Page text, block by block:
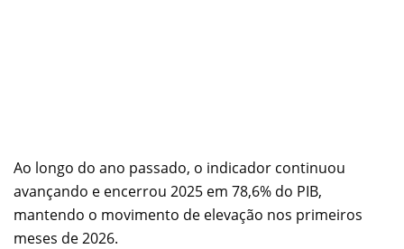
Ao longo do ano passado, o indicador continuou
avançando e encerrou 2025 em 78,6% do PIB,
mantendo o movimento de elevação nos primeiros
meses de 2026.